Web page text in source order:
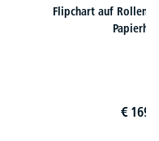
Flipchart auf Rollen
€ 169,